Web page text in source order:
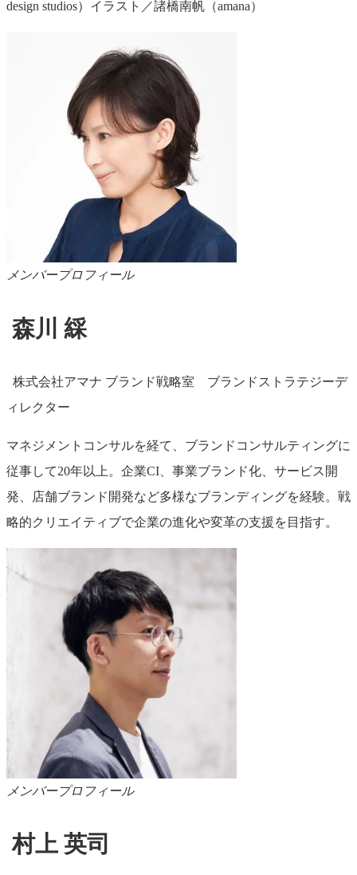
design studios）イラスト／諸橋南帆（amana）
メンバープロフィール
森川 綵
株式会社アマナ ブランド戦略室 ブランドストラテジーデ
ィレクター
マネジメントコンサルを経て、ブランドコンサルティングに
従事して20年以上。企業CI、事業ブランド化、サービス開
発、店舗ブランド開発など多様なブランディングを経験。戦
略的クリエイティブで企業の進化や変革の支援を目指す。
メンバープロフィール
村上 英司